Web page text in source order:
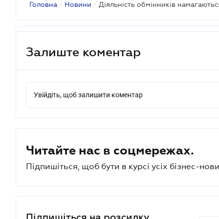
Головна / Новини /
Залиште коментар
Увійдіть, щоб залишити коментар
Читайте нас в соцмережах.
Підпишіться, щоб бути в курсі усіх бізнес-